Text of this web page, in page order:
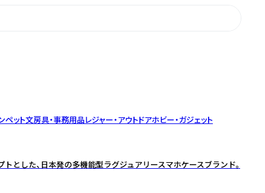
ペット文房具・事務用品レジャー・アウトドアホビー・ガジェット
とした、日本発の多機能型ラグジュアリースマホケースブランド。